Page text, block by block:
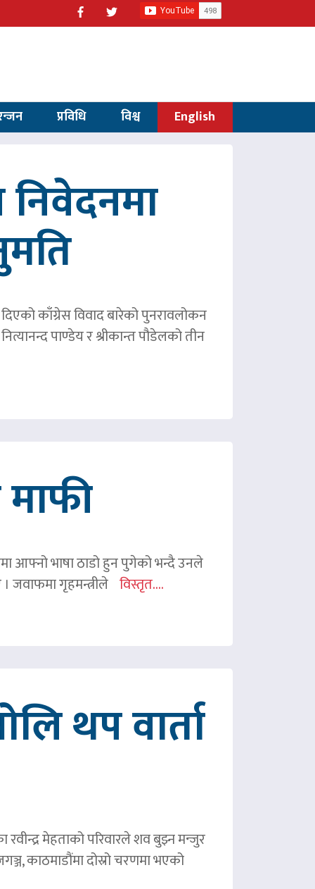
प्रविधि विश्व English
काँग्रेस विवाद बारेको पुनरावलोकन
पाण्डेय र श्रीकान्त पौडेलको तीन
आफ्नो भाषा ठाडो हुन पुगेको भन्दै उनले
जवाफमा गृहमन्त्रीले विस्तृत....
थप वार्ता
मेहताको परिवारले शव बुझ्न मन्जुर
काठमाडौंमा दोस्रो चरणमा भएको